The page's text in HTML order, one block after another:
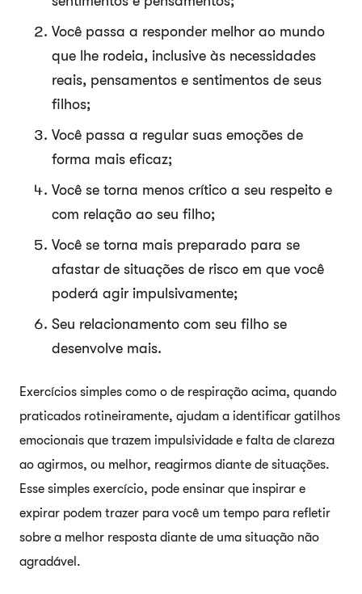
Você passa a responder melhor ao mundo
que lhe rodeia, inclusive às necessidades
reais, pensamentos e sentimentos de seus
filhos;
Você passa a regular suas emoções de
forma mais eficaz;
Você se torna menos crítico a seu respeito e
com relação ao seu filho;
Você se torna mais preparado para se
afastar de situações de risco em que você
poderá agir impulsivamente;
Seu relacionamento com seu filho se
desenvolve mais.
Exercícios simples como o de respiração acima, quando
praticados rotineiramente, ajudam a identificar gatilhos
emocionais que trazem impulsividade e falta de clareza
ao agirmos, ou melhor, reagirmos diante de situações.
Esse simples exercício, pode ensinar que inspirar e
expirar podem trazer para você um tempo para refletir
sobre a melhor resposta diante de uma situação não
agradável.